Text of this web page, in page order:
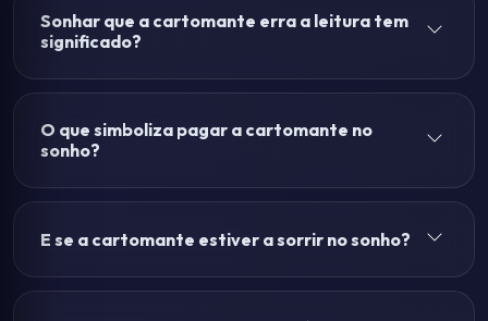
Sonhar que a cartomante erra a leitura tem
significado?
O que simboliza pagar a cartomante no
sonho?
E se a cartomante estiver a sorrir no sonho?